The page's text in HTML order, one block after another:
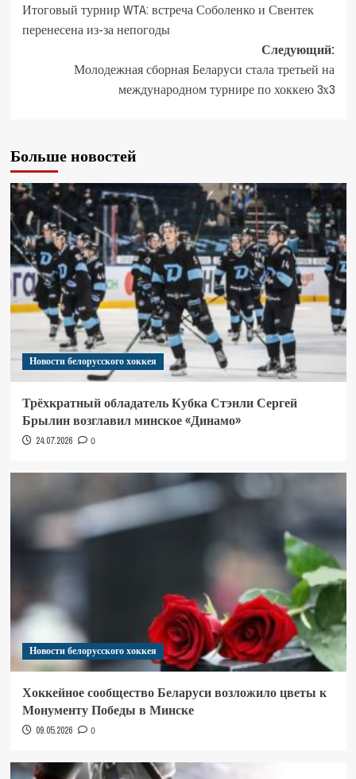
Итоговый турнир WTA: встреча Соболенко и Свентек
перенесена из-за непогоды
Следующий:
Молодежная сборная Беларуси стала третьей на
международном турнире по хоккею 3х3
Больше новостей
Новости белорусского хоккея
Трёхкратный обладатель Кубка Стэнли Сергей
Брылин возглавил минское «Динамо»
24.07.2026 0
Новости белорусского хоккея
Хоккейное сообщество Беларуси возложило цветы к
Монументу Победы в Минске
09.05.2026 0